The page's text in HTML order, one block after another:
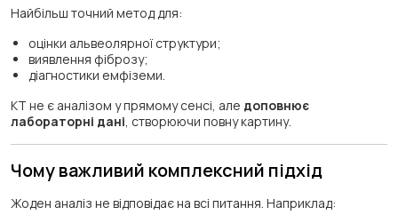
Найбільш точний метод для:
оцінки альвеолярної структури;
виявлення фіброзу;
діагностики емфіземи.
КТ не є аналізом у прямому сенсі, але доповнює
лабораторні дані , створюючи повну картину.
Чому важливий комплексний підхід
Жоден аналіз не відповідає на всі питання. Наприклад: